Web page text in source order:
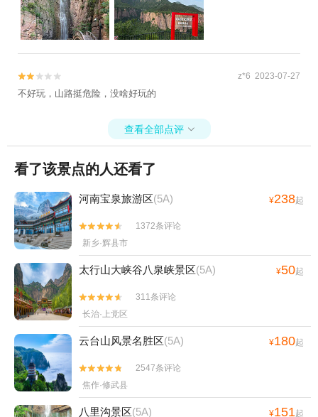

 z*6 2023-07-27
不好玩，山路挺危险，没啥好玩的
查看全部点评 
看了该景点的人还看了
河南宝泉旅游区(5A) ¥238起


1372条评论
新乡·辉县市
太行山大峡谷八泉峡景区(5A) ¥50起


311条评论
长治·上党区
云台山风景名胜区(5A) ¥180起


2547条评论
焦作·修武县
八里沟景区(5A) ¥151起